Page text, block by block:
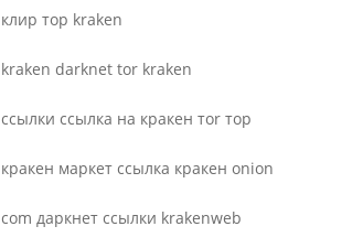
клир тор kraken
kra­ken dark­net tor kraken
ссылки ссылка на кракен тоr тор
кракен маркет ссылка кракен onion
com даркнет ссылки krakenweb